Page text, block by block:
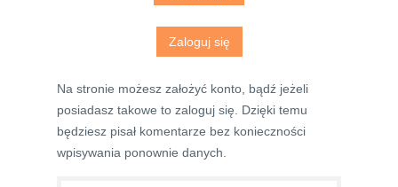
Zaloguj się
Na stronie możesz założyć konto, bądź jeżeli
posiadasz takowe to zaloguj się. Dzięki temu
będziesz pisał komentarze bez konieczności
wpisywania ponownie danych.